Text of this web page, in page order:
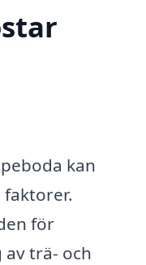
kan
för
trä- och